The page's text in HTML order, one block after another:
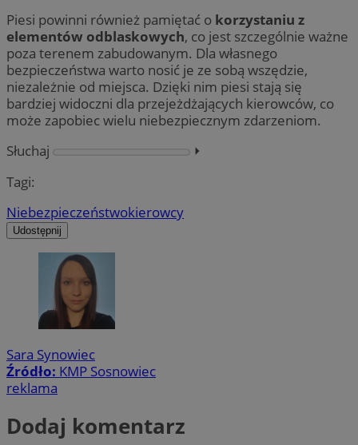
Piesi powinni również pamiętać o korzystaniu z
elementów odblaskowych, co jest szczególnie ważne
poza terenem zabudowanym. Dla własnego
bezpieczeństwa warto nosić je ze sobą wszędzie,
niezależnie od miejsca. Dzięki nim piesi stają się
bardziej widoczni dla przejeżdżających kierowców, co
może zapobiec wielu niebezpiecznym zdarzeniom.
Słuchaj
⏵︎
Tagi:
Niebezpieczeństwokierowcy
Udostępnij
Sara Synowiec
Źródło: KMP Sosnowiec
reklama
Dodaj komentarz